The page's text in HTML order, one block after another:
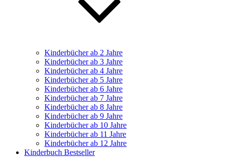
Kinderbücher ab 2 Jahre
Kinderbücher ab 3 Jahre
Kinderbücher ab 4 Jahre
Kinderbücher ab 5 Jahre
Kinderbücher ab 6 Jahre
Kinderbücher ab 7 Jahre
Kinderbücher ab 8 Jahre
Kinderbücher ab 9 Jahre
Kinderbücher ab 10 Jahre
Kinderbücher ab 11 Jahre
Kinderbücher ab 12 Jahre
Kinderbuch Bestseller